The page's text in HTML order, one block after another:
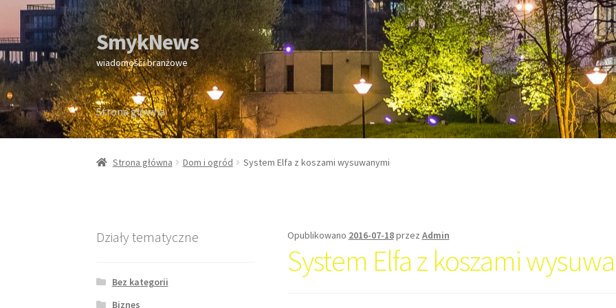
Przejdź
do
nawigacji
Przejdź
do
treści
SmykNews
wiadomości branżowe
Strona główna
Strona główna
Strona główna Dom i ogród System Elfa z koszami wysuwanymi
Opublikowano 2016-07-18przez Admin
System Elfa z koszami
Działy tematyczne
Bez kategorii
Biznes